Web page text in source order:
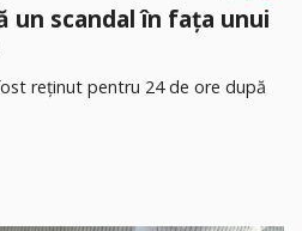
un scandal în fața unui
reținut pentru 24 de ore după